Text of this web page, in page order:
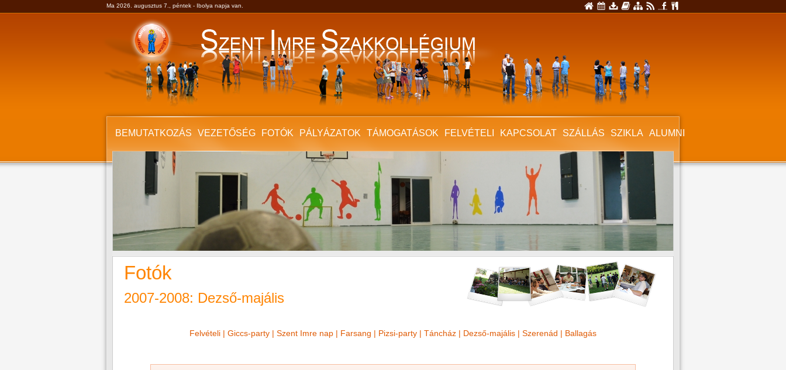
Ma 2026. augusztus 7., péntek - Ibolya napja van.
BEMUTATKOZÁS VEZETŐSÉG FOTÓK PÁLYÁZATOK TÁMOGATÁSOK FELVÉTELI KAPCSOLAT SZÁLLÁS SZIKLA ALUMNI
Fotók
2007-2008: Dezső-majális
Felvételi | Giccs-party | Szent Imre nap | Farsang | Pizsi-party | Táncház | Dezső-majális | Szerenád | Ballagás